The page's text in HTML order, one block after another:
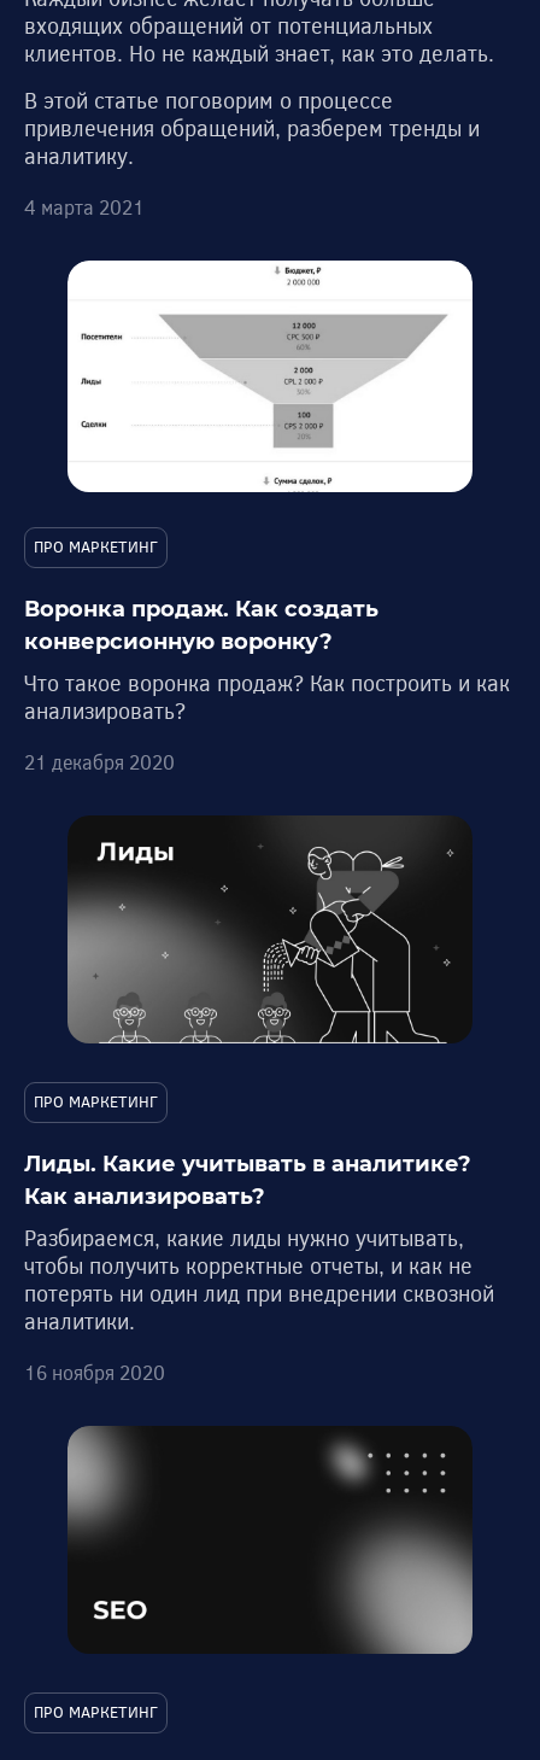
входящих обращений от потенциальных
клиентов. Но не каждый знает, как это делать.
В этой статье поговорим о процессе
привлечения обращений, разберем тренды и
аналитику.
4 марта 2021
ПРО МАРКЕТИНГ
Воронка продаж. Как создать
конверсионную воронку?
Что такое воронка продаж? Как построить и как
анализировать?
21 декабря 2020
ПРО МАРКЕТИНГ
Лиды. Какие учитывать в аналитике?
Как анализировать?
Разбираемся, какие лиды нужно учитывать,
чтобы получить корректные отчеты, и как не
потерять ни один лид при внедрении сквозной
аналитики.
16 ноября 2020
ПРО МАРКЕТИНГ